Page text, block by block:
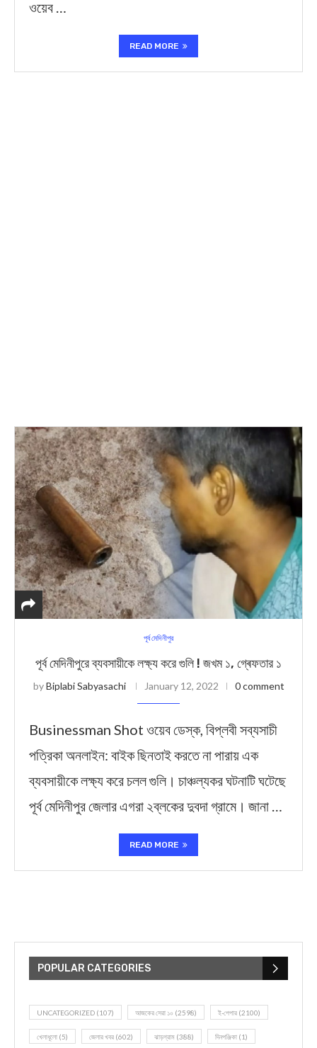
ওয়েব …
READ MORE
পূর্ব মেদিনীপুর
পূর্ব মেদিনীপুরে ব্যবসায়ীকে লক্ষ্য করে গুলি ! জখম ১, গ্ৰেফতার ১
byBiplabi Sabyasachi January 12, 2022 0 comment
Businessman Shot ওয়েব ডেস্ক, বিপ্লবী সব্যসাচী
পত্রিকা অনলাইন: বাইক ছিনতাই করতে না পারায় এক
ব্যবসায়ীকে লক্ষ্য করে চলল গুলি। চাঞ্চল্যকর ঘটনাটি ঘটেছে
পূর্ব মেদিনীপুর জেলার এগরা ২ব্লকের দুবদা গ্রামে। জানা …
READ MORE
POPULAR CATEGORIES
UNCATEGORIZED (107) আজকের সেরা ১০ (2598) ই-পেপার (2100)
খেলাধূলো (5) জেলার খবর (602) ঝাড়গ্রাম (388) দিনপঞ্জিকা (1)